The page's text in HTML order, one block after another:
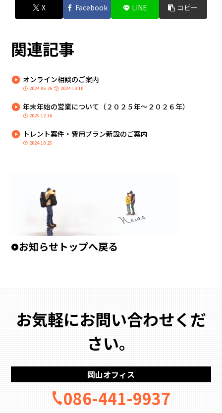
X Facebook LINE コピー
関連記事
オンライン相談のご案内
2024.06.26 2024.10.10
年末年始の営業について（２０２５年～２０２６年）
2025.12.16
トレント案件・費用プラン新設のご案内
2024.10.25
お知らせトップへ戻る
お気軽にお問い合わせくだ
さい。
岡山オフィス
086-441-9937